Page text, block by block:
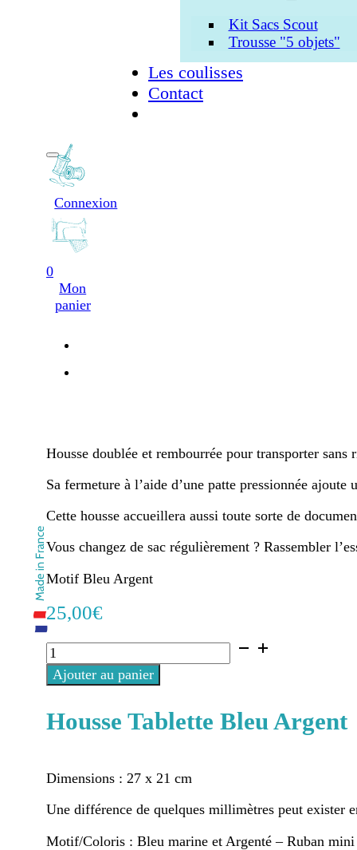
Kit Sacs Scout
Trousse "5 objets"
Les coulisses
Contact
Connexion
0
Mon
panier
Housse doublée et rembourrée pour transporter
Sa fermeture à l’aide d’une patte pressionnée
Cette housse accueillera aussi toute sorte de
Vous changez de sac régulièrement ? Rassembler
Motif Bleu Argent
25,00€
quantité
de
Housse
Bleu
Argent
Ajouter au panier
Housse Tablette Bleu Argent
Dimensions : 27 x 21 cm
Une différence de quelques millimètres peut exister
Motif/Coloris : Bleu marine et Argenté – Ruban